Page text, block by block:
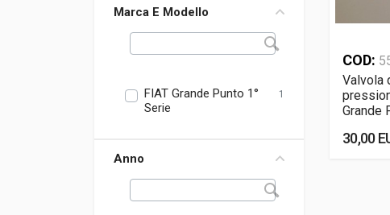
Marca E Modello
FIAT Grande Punto 1°
Serie
1
Anno
COD:
Valvola
Grande
30,00